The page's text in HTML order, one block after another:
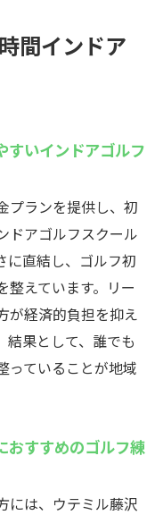
間インドア
すいインドアゴルフ
プランを提供し、初
ドアゴルフスクール
に直結し、ゴルフ初
整えています。リー
が経済的負担を抑え
結果として、誰でも
っていることが地域
おすすめのゴルフ練
には、ウテミル藤沢